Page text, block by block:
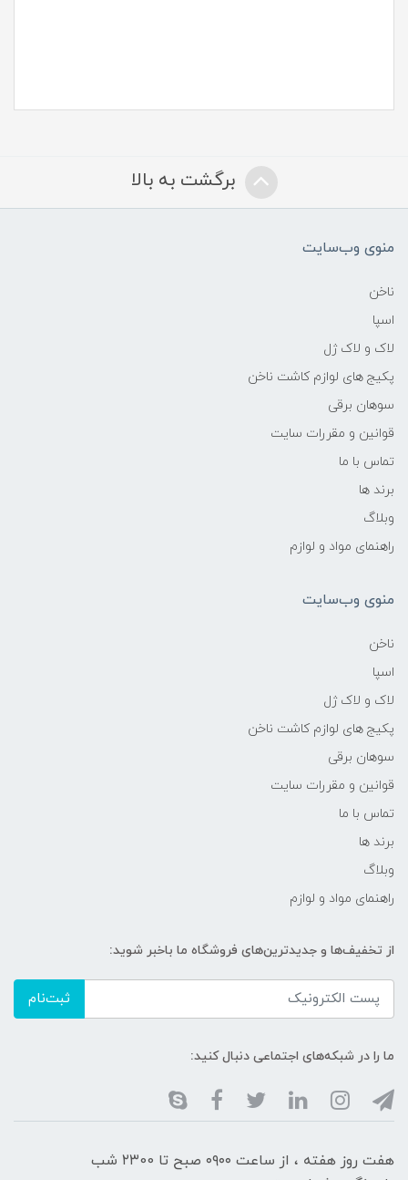
برگشت به بالا
منوی وب‌سایت
ناخن
اسپا
لاک و لاک ژل
پکیج های لوازم کاشت ناخن
سوهان برقی
قوانین و مقررات سایت
تماس با ما
برند ها
وبلاگ
راهنمای مواد و لوازم
منوی وب‌سایت
ناخن
اسپا
لاک و لاک ژل
پکیج های لوازم کاشت ناخن
سوهان برقی
قوانین و مقررات سایت
تماس با ما
برند ها
وبلاگ
راهنمای مواد و لوازم
از تخفیف‌ها و جدیدترین‌های فروشگاه ما باخبر شوید:
ثبت‌نام
ما را در شبکه‌های اجتماعی دنبال کنید:
هفت روز هفته ، از ساعت ۰۹۰۰ صبح تا ۲۳00 شب